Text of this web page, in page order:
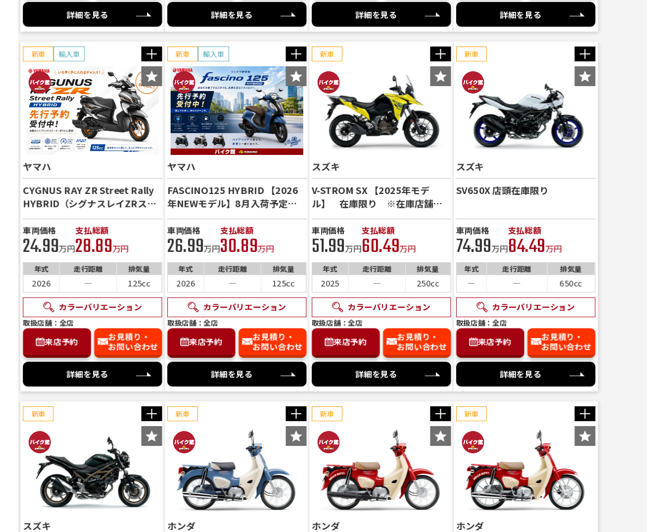
詳細を見る 詳細を見る 詳細を見る 詳細を見る
新車 輸入車
ヤマハ
CYGNUS RAY ZR Street Rally
HYBRID（シグナスレイZRスト
リートラリーハイブリッド） 8月
入荷予定 ★先行予約受付中★
車両価格
24.99万円
支払総額
28.89万円
年式 走行距離 排気量
2026 ― 125cc
カラーバリエーション
取扱店舗：全店
来店予約
お見積り・
お問い合わせ
詳細を見る
新車 輸入車
ヤマハ
FASCINO125 HYBRID 【2026
年NEWモデル】8月入荷予定
★先行予約受付中★ バイク館
24ヶ月保証付
車両価格
26.99万円
支払総額
30.89万円
年式 走行距離 排気量
2026 ― 125cc
カラーバリエーション
取扱店舗：全店
来店予約
お見積り・
お問い合わせ
詳細を見る
新車
スズキ
V-STROM SX 【2025年モデ
ル】 在庫限り ※在庫店舗よ
りお取り寄せとなります※
車両価格
51.99万円
支払総額
60.49万円
年式 走行距離 排気量
2025 ― 250cc
カラーバリエーション
取扱店舗：全店
来店予約
お見積り・
お問い合わせ
詳細を見る
新車
スズキ
SV650X 店頭在庫限り
車両価格
74.99万円
支払総額
84.49万円
年式 走行距離 排気量
― ― 650cc
カラーバリエーション
取扱店舗：全店
来店予約
お見積り・
お問い合わせ
詳細を見る
新車
スズキ
新車
ホンダ
新車
ホンダ
新車
ホンダ